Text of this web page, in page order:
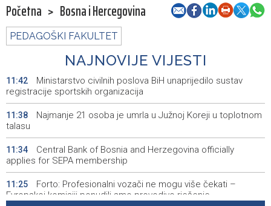
Početna > Bosna i Hercegovina
PEDAGOŠKI FAKULTET
NAJNOVIJE VIJESTI
11:42
Ministarstvo civilnih poslova BiH unaprijedilo sustav
registracije sportskih organizacija
11:38
Najmanje 21 osoba je umrla u Južnoj Koreji u toplotnom
talasu
11:34
Central Bank of Bosnia and Herzegovina officially
applies for SEPA membership
11:25
Forto: Profesionalni vozači ne mogu više čekati –
Evropskoj komisiji ponudili smo provodivo rješenje